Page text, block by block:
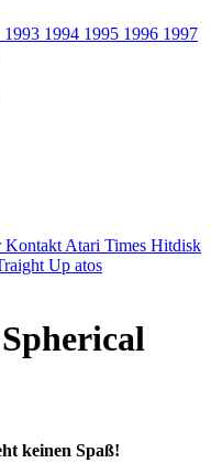
1993 1994 1995 1996 1997
Kontakt Atari Times Hitdisk
Up atos
keinen Spaß!